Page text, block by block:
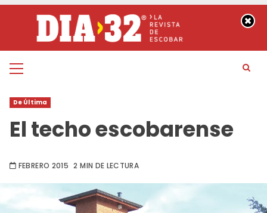
contenido
Menú
De Última
El techo escobarense
FEBRERO 2015 2 MIN DE LECTURA